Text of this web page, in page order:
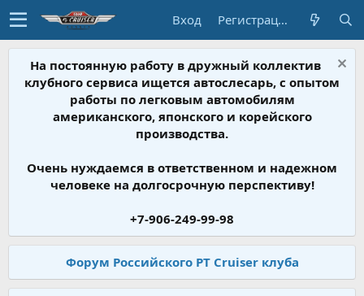
Вход Регистрация
На постоянную работу в дружный коллектив
клубного сервиса ищется автослесарь, с опытом
работы по легковым автомобилям
американского, японского и корейского
производства.
Очень нуждаемся в ответственном и надежном
человеке на долгосрочную перспективу!
+7-906-249-99-98
Форум Российского PT Cruiser клуба